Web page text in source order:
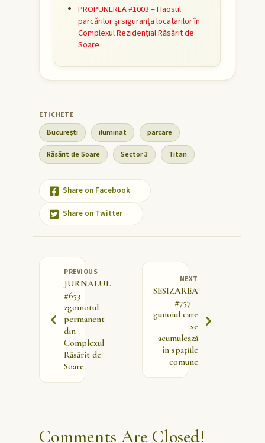
PROPUNEREA #1003 – Haosul
parcărilor și siguranța locatarilor în
Complexul Rezidențial Răsărit de
Soare
București iluminat parcare
Răsărit de Soare Sector 3 Titan
Share on Facebook
Share on Twitter
PREVIOUS
JURNALUL
#653 –
zgomotul
permanent
din
Complexul
Răsărit de
Soare
NEXT
SESIZAREA
#757 –
gunoiul care
se
acumulează
în spațiile
comune
Comments Are Closed!